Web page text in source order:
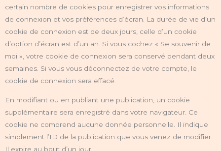
certain nombre de cookies pour enregistrer vos informations
de connexion et vos préférences d’écran. La durée de vie d’un
cookie de connexion est de deux jours, celle d’un cookie
d’option d’écran est d’un an. Si vous cochez « Se souvenir de
moi », votre cookie de connexion sera conservé pendant deux
semaines. Si vous vous déconnectez de votre compte, le
cookie de connexion sera effacé.
En modifiant ou en publiant une publication, un cookie
supplémentaire sera enregistré dans votre navigateur. Ce
cookie ne comprend aucune donnée personnelle. Il indique
simplement l’ID de la publication que vous venez de modifier.
Il expire au bout d’un jour.